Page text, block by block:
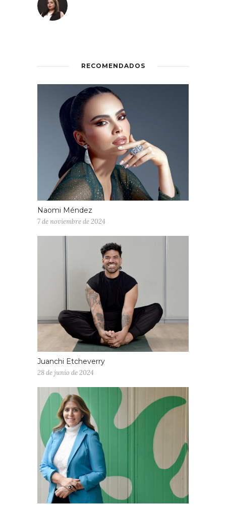
RECOMENDADOS
Naomi Méndez
7 de noviembre de 2024
Juanchi Etcheverry
28 de junio de 2024